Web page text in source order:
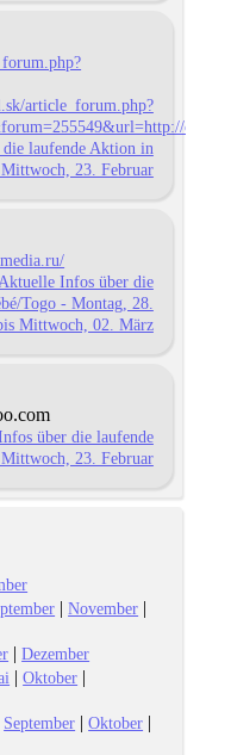
article_forum.php?
laufende Aktion in
23. Februar
Infos über die
Togo - Montag, 28.
Mittwoch, 02. März
über die laufende
23. Februar
|November |
|Dezember
|Oktober |
September |Oktober |